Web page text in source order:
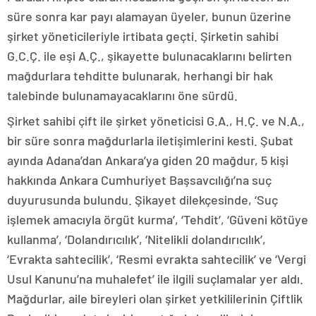
süre sonra kar payı alamayan üyeler, bunun üzerine
şirket yöneticileriyle irtibata geçti. Şirketin sahibi
G.C.Ç. ile eşi A.Ç., şikayette bulunacaklarını belirten
mağdurlara tehditte bulunarak, herhangi bir hak
talebinde bulunamayacaklarını öne sürdü.
Şirket sahibi çift ile şirket yöneticisi G.A., H.Ç. ve N.A.,
bir süre sonra mağdurlarla iletişimlerini kesti. Şubat
ayında Adana’dan Ankara’ya giden 20 mağdur, 5 kişi
hakkında Ankara Cumhuriyet Başsavcılığı’na suç
duyurusunda bulundu. Şikayet dilekçesinde, ‘Suç
işlemek amacıyla örgüt kurma’, ‘Tehdit’, ‘Güveni kötüye
kullanma’, ‘Dolandırıcılık’, ‘Nitelikli dolandırıcılık’,
‘Evrakta sahtecilik’, ‘Resmi evrakta sahtecilik’ ve ‘Vergi
Usul Kanunu’na muhalefet’ ile ilgili suçlamalar yer aldı.
Mağdurlar, aile bireyleri olan şirket yetkililerinin Çiftlik